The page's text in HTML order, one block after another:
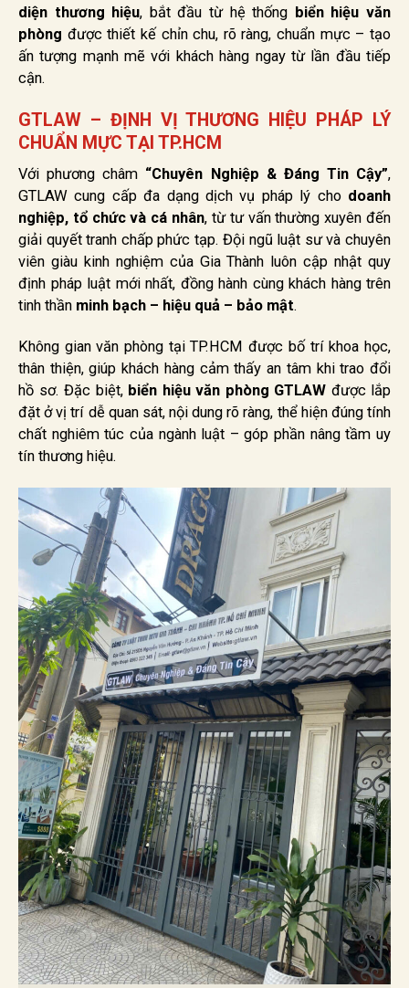
diện thương hiệu, bắt đầu từ hệ thống biển hiệu văn
phòng được thiết kế chỉn chu, rõ ràng, chuẩn mực – tạo
ấn tượng mạnh mẽ với khách hàng ngay từ lần đầu tiếp
cận.
GTLAW – ĐỊNH VỊ THƯƠNG HIỆU PHÁP LÝ
CHUẨN MỰC TẠI TP.HCM
Với phương châm “Chuyên Nghiệp & Đáng Tin Cậy”,
GTLAW cung cấp đa dạng dịch vụ pháp lý cho doanh
nghiệp, tổ chức và cá nhân, từ tư vấn thường xuyên đến
giải quyết tranh chấp phức tạp. Đội ngũ luật sư và chuyên
viên giàu kinh nghiệm của Gia Thành luôn cập nhật quy
định pháp luật mới nhất, đồng hành cùng khách hàng trên
tinh thần minh bạch – hiệu quả – bảo mật.
Không gian văn phòng tại TP.HCM được bố trí khoa học,
thân thiện, giúp khách hàng cảm thấy an tâm khi trao đổi
hồ sơ. Đặc biệt, biển hiệu văn phòng GTLAW được lắp
đặt ở vị trí dễ quan sát, nội dung rõ ràng, thể hiện đúng tính
chất nghiêm túc của ngành luật – góp phần nâng tầm uy
tín thương hiệu.